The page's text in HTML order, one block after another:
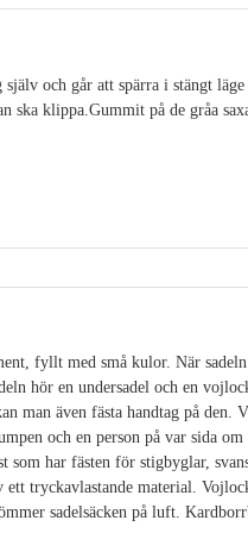
och går att spärra i stängt läge
ska klippa.Gummit på de gråa
fyllt med små kulor. När
hör en undersadel och en
man även fästa handtag på den.
och en person på var sida om
som har fästen för stigbyglar,
tryckavlastande material.
sadelsäcken på luft.